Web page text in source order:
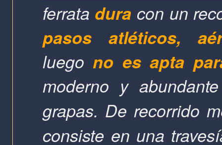
ferrata dura con un
pasos atléticos,
luego no es apta
moderno y
grapas. De recorrido
consiste en una